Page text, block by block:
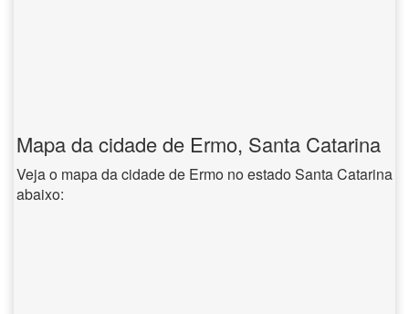
Mapa da cidade de Ermo, Santa Catarina
Veja o mapa da cidade de Ermo no estado Santa Catarina
abaixo: